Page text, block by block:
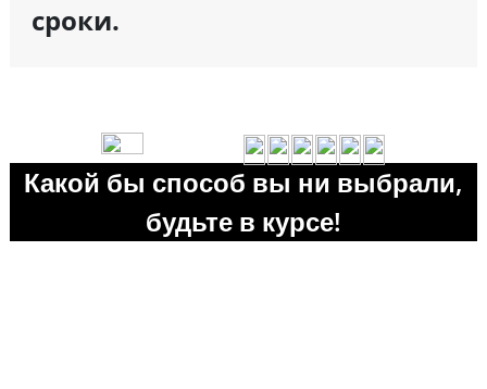
сроки.
Какой бы способ вы ни выбрали,
будьте в курсе!